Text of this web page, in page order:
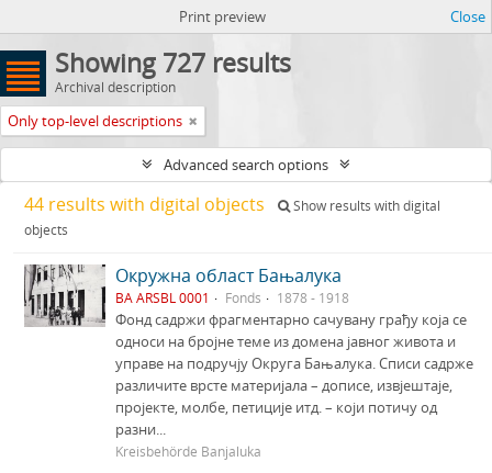
Print preview Close
Showing 727 results
Archival description
Only top-level descriptions
Advanced search options
44 results with digital objects
Show results with digital
objects
Окружна област Бањалука
BA ARSBL 0001 Fonds 1878 - 1918
Фонд садржи фрагментарно сачувану грађу која се
односи на бројне теме из домена јавног живота и
управе на подручју Округа Бањалука. Списи садрже
различите врсте материјала – дописе, извјештаје,
пројекте, молбе, петиције итд. – који потичу од
разни...
Kreisbehörde Banjaluka